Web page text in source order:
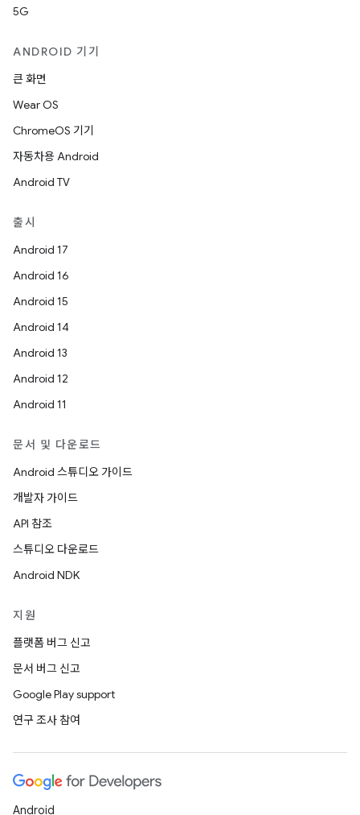
5G
ANDROID 기기
큰 화면
Wear OS
ChromeOS 기기
자동차용 Android
Android TV
출시
Android 17
Android 16
Android 15
Android 14
Android 13
Android 12
Android 11
문서 및 다운로드
Android 스튜디오 가이드
개발자 가이드
API 참조
스튜디오 다운로드
Android NDK
지원
플랫폼 버그 신고
문서 버그 신고
Google Play support
연구 조사 참여
Android